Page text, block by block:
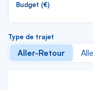
Budget (€)
Type de trajet
Aller-Retour